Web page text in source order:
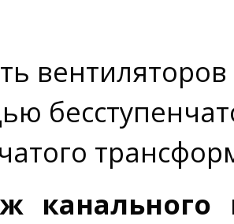
канального